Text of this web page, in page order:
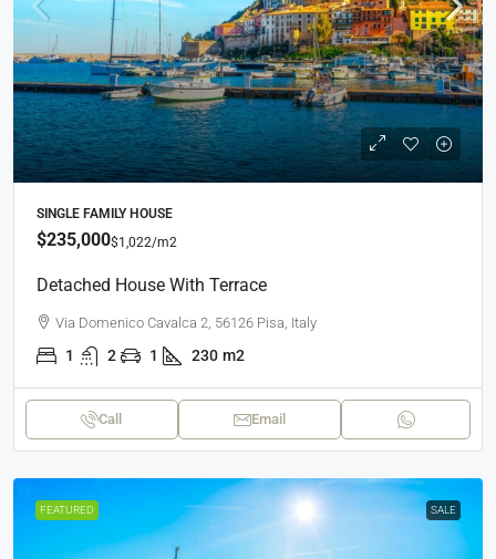
SINGLE FAMILY HOUSE
$235,000$1,022/m2
Detached House With Terrace
Via Domenico Cavalca 2, 56126 Pisa, Italy
1 2 1 230 m2
Call Email
FEATURED SALE